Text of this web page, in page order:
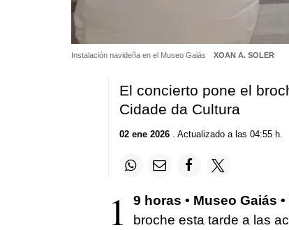
Instalación navideña en el Museo Gaiás XOAN A. SOLER
El concierto pone el
Cidade da Cultura
02 ene 2026. Actualizado a las 04:55 h.
1 9 horas • Museo Gaiás •
broche esta tarde a las